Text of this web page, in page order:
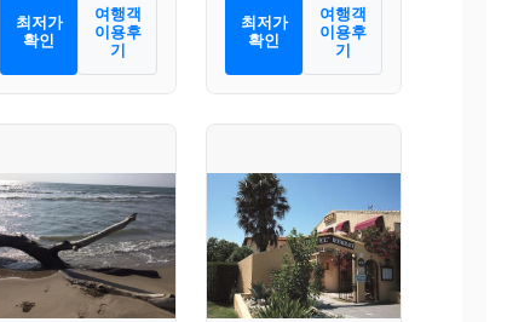
최저가
확인
여행객
이용후
기
최저가
확인
여행객
이용후
기